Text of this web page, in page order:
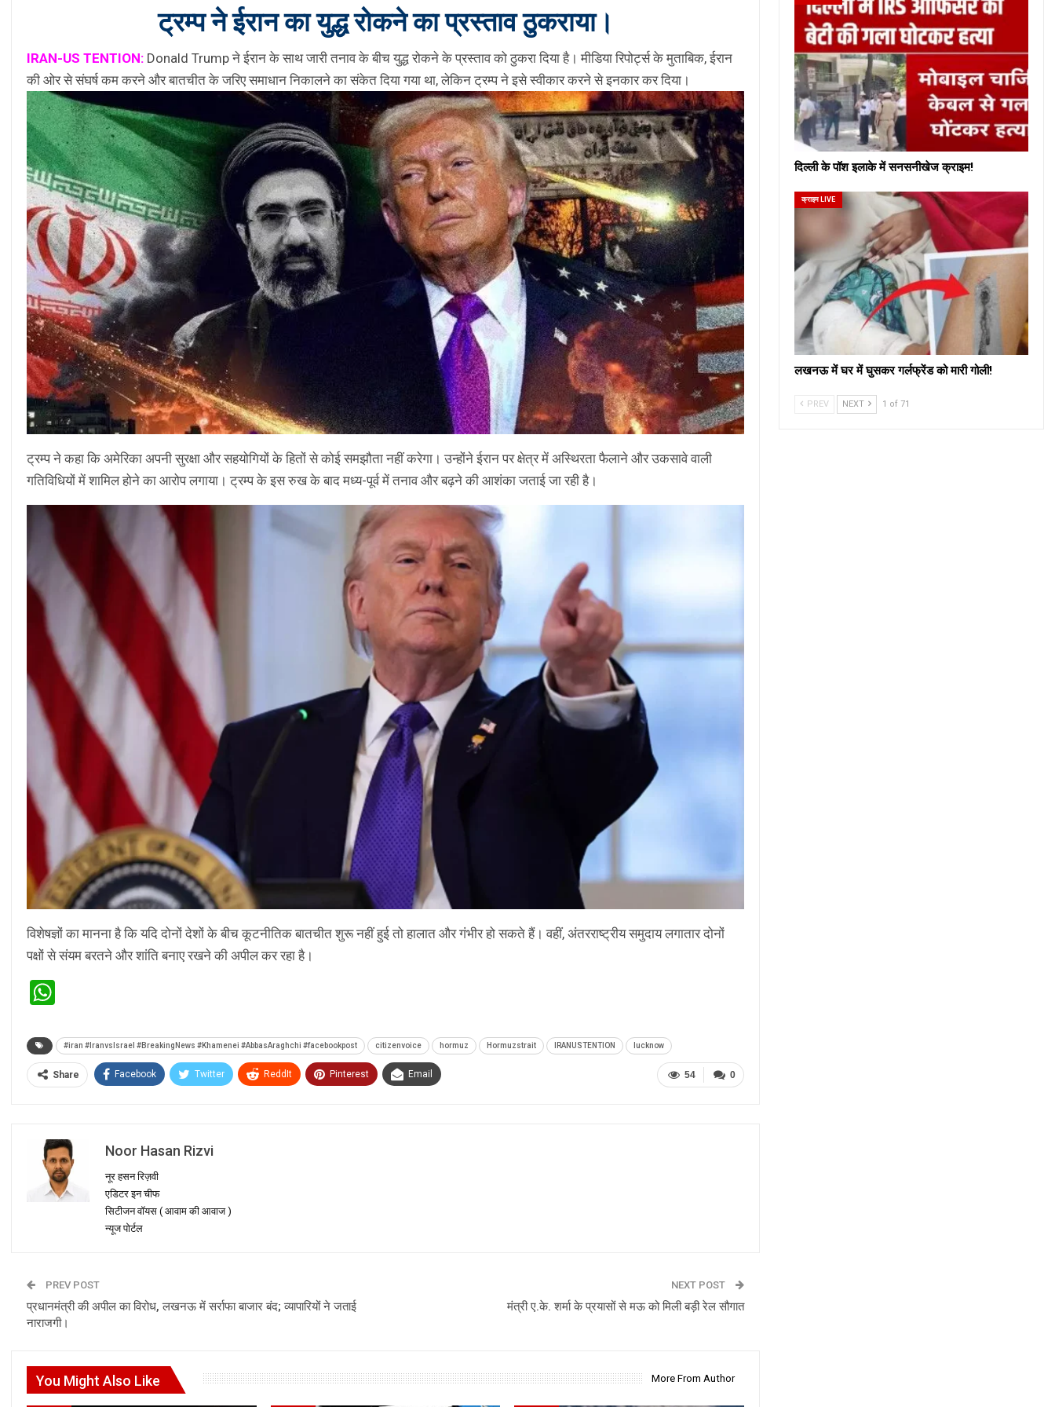
ट्रम्प ने ईरान का युद्ध रोकने का प्रस्ताव ठुकराया।
IRAN-US TENTION: Donald Trumpने ईरान के साथ जारी तनाव के बीच युद्ध रोकने के प्रस्ताव को ठुकरा दिया है। मीडिया रिपोर्ट्स के मुताबिक, ईरान
की ओर से संघर्ष कम करने और बातचीत के जरिए समाधान निकालने का संकेत दिया गया था, लेकिन ट्रम्प ने इसे स्वीकार करने से इनकार कर दिया।
ट्रम्प ने कहा कि अमेरिका अपनी सुरक्षा और सहयोगियों के हितों से कोई समझौता नहीं करेगा। उन्होंने ईरान पर क्षेत्र में अस्थिरता फैलाने और उकसावे वाली
गतिविधियों में शामिल होने का आरोप लगाया। ट्रम्प के इस रुख के बाद मध्य-पूर्व में तनाव और बढ़ने की आशंका जताई जा रही है।
विशेषज्ञों का मानना है कि यदि दोनों देशों के बीच कूटनीतिक बातचीत शुरू नहीं हुई तो हालात और गंभीर हो सकते हैं। वहीं, अंतरराष्ट्रीय समुदाय लगातार दोनों
पक्षों से संयम बरतने और शांति बनाए रखने की अपील कर रहा है।
#iran #IranvsIsrael #BreakingNews #Khamenei #AbbasAraghchi #facebookpost citizenvoice hormuz Hormuzstrait IRANUSTENTION lucknow
0
54
Share Facebook Twitter ReddIt Pinterest Email
Noor Hasan Rizvi
नूर हसन रिज़वी
एडिटर इन चीफ
सिटीजन वॉयस ( आवाम की आवाज )
न्यूज पोर्टल
PREV POST
प्रधानमंत्री की अपील का विरोध, लखनऊ में सर्राफा बाजार बंद; व्यापारियों ने जताई
नाराजगी।
NEXT POST
मंत्री ए.के. शर्मा के प्रयासों से मऊ को मिली बड़ी रेल सौगात
You Might Also Like More From Author
दिल्ली के पॉश इलाके में सनसनीखेज क्राइम!
क्राइम LIVE
लखनऊ में घर में घुसकर गर्लफ्रेंड को मारी गोली!
PREV NEXT 1 of 71